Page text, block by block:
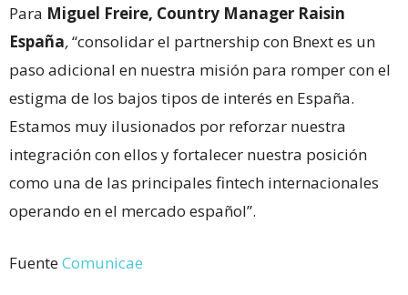
Para Miguel Freire, Country Manager Raisin
España,“consolidar el partnership con Bnext es un
paso adicional en nuestra misión para romper con el
estigma de los bajos tipos de interés en España.
Estamos muy ilusionados por reforzar nuestra
integración con ellos y fortalecer nuestra posición
como una de las principales fintech internacionales
operando en el mercado español”.
FuenteComunicae